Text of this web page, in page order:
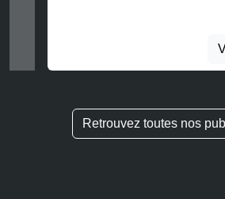
Retrouvez toutes nos